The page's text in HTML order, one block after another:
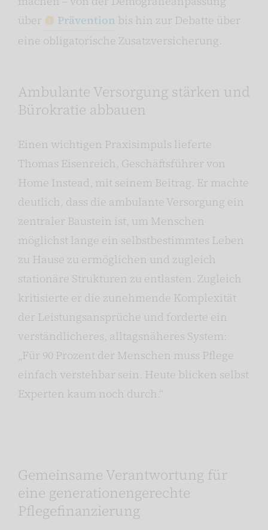
über
Prävention bis hin zur Debatte über
eine obligatorische Zusatzversicherung.
Ambulante Versorgung stärken und
Bürokratie abbauen
Einen wichtigen Praxisimpuls lieferte
Thomas Eisenreich, Geschäftsführer von
Home Instead, mit seinem Beitrag. Er machte
deutlich, dass die ambulante Versorgung ein
zentraler Baustein ist, um Menschen
möglichst lange ein selbstbestimmtes Leben
zu Hause zu ermöglichen und zugleich
stationäre Strukturen zu entlasten. Zugleich
kritisierte er die zunehmende Komplexität
der Leistungsansprüche und forderte ein
verständlicheres, alltagsnäheres System:
„Für 90 Prozent der Menschen muss Pflege
einfach verstehbar sein. Heute blicken selbst
Experten kaum noch durch.“
Gemeinsame Verantwortung für
eine generationengerechte
Pflegefinanzierung